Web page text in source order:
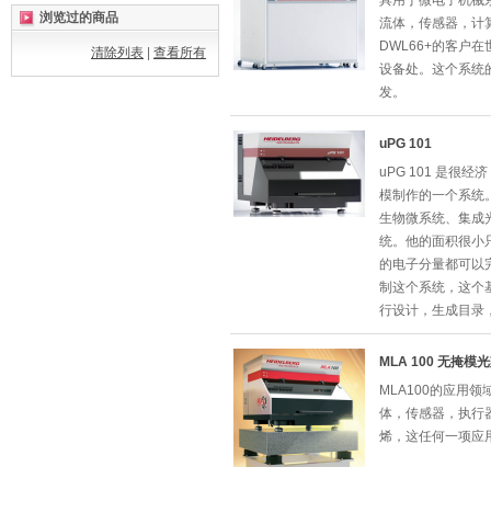
浏览过的商品
清除列表 查看所有
流体，传感器，计
DWL66+的客户在
设备处。这个系统
发。
uPG 101
uPG 101 是很经
模制作的一个系统
生物微系统、集成
统。他的面积很小
的电子分量都可以
制这个系统，这个
行设计，生成目录
MLA 100 无掩模
MLA100的应用领
体，传感器，执行
烯，这任何一项应